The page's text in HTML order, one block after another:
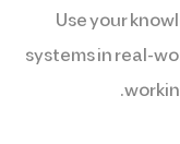
Use your
systems in real-